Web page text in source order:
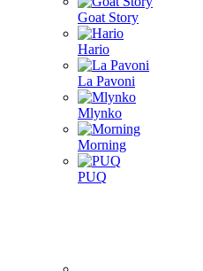
Goat Story
Hario
La Pavoni
Mlynko
Morning
PUQ